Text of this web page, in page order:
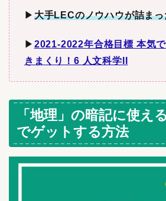
▶︎ 大手LECのノウハウが詰ま
▶︎ 2021-2022年合格目標 本気
きまくり！6 人文科学II
「地理」の暗記に使え
でゲットする方法